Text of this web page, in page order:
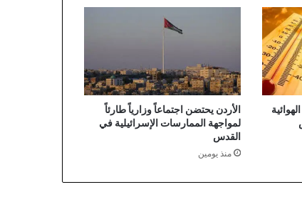
الأردن يحتضن اجتماعاً وزارياً طارئاً
لمواجهة الممارسات الإسرائيلية في
القدس
منذ يومين